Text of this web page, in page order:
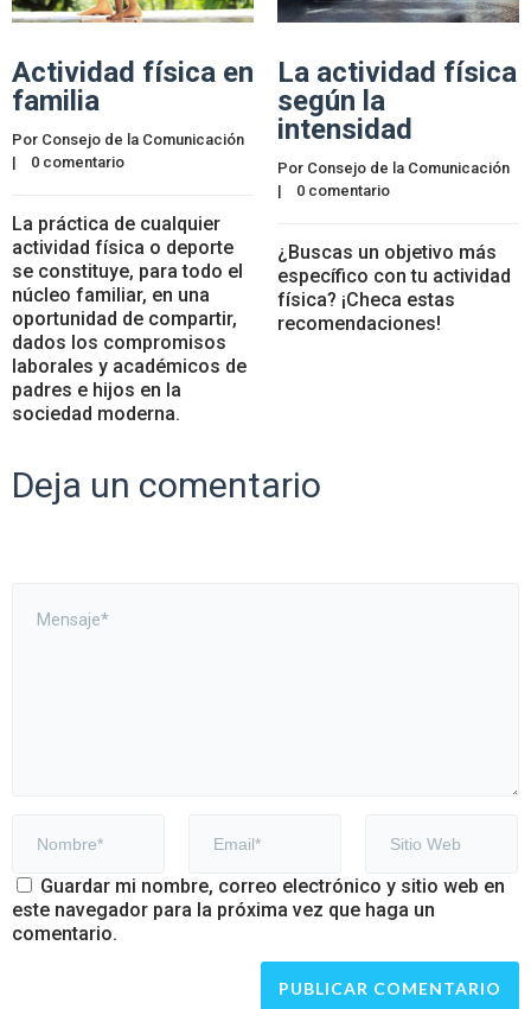
Actividad física en
familia
Por Consejo de la Comunicación
| 0 comentario
La práctica de cualquier
actividad física o deporte
se constituye, para todo el
núcleo familiar, en una
oportunidad de compartir,
dados los compromisos
laborales y académicos de
padres e hijos en la
sociedad moderna.
La actividad física
según la
intensidad
Por Consejo de la Comunicación
| 0 comentario
¿Buscas un objetivo más
específico con tu actividad
física? ¡Checa estas
recomendaciones!
Deja un comentario
Guardar mi nombre, correo electrónico y sitio web en
este navegador para la próxima vez que haga un
comentario.